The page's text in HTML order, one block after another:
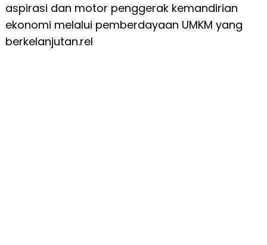
aspirasi dan motor penggerak kemandirian
ekonomi melalui pemberdayaan UMKM yang
berkelanjutan.rel